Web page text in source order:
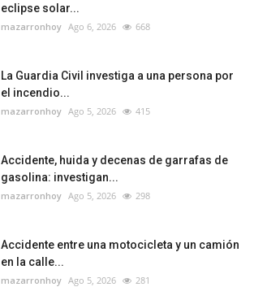
eclipse solar...
mazarronhoy Ago 6, 2026 668
La Guardia Civil investiga a una persona por
el incendio...
mazarronhoy Ago 5, 2026 415
Accidente, huida y decenas de garrafas de
gasolina: investigan...
mazarronhoy Ago 5, 2026 298
Accidente entre una motocicleta y un camión
en la calle...
mazarronhoy Ago 5, 2026 281